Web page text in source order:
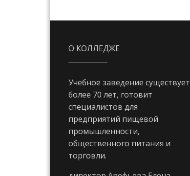
О КОЛЛЕДЖЕ
Учебное заведение существует
более 70 лет, готовит
специалистов для
предприятий пищевой
промышленности,
общественного питания и
торговли.